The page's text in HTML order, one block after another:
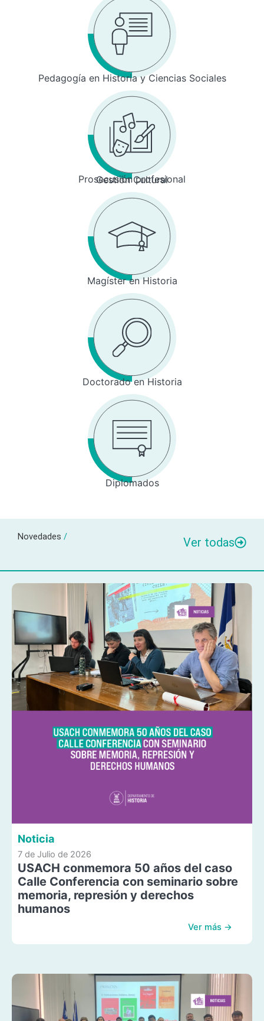
Pedagogía en Historia y Ciencias Sociales
Prosecusión profesional
Gestión Cultural
Magíster en Historia
Doctorado en Historia
Diplomados
Novedades / Ver todas
Noticia
7 de Julio de 2026
USACH conmemora 50 años del caso
Calle Conferencia con seminario sobre
memoria, represión y derechos
humanos
Ver más →